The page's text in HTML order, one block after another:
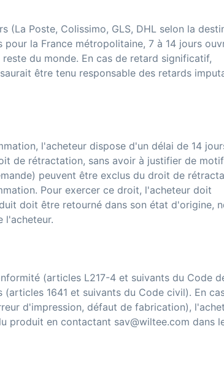
(La Poste, Colissimo, GLS, DHL selon la
la France métropolitaine, 7 à 14 jours
du monde. En cas de retard significatif,
être tenu responsable des retards
l'acheteur dispose d'un délai de 14
de rétractation, sans avoir à justifier de
peuvent être exclus du droit de
Pour exercer ce droit, l'acheteur doit
doit être retourné dans son état d'origine,
l'acheteur.
(articles L217-4 et suivants du Code
1641 et suivants du Code civil). En
d'impression, défaut de fabrication),
produit en contactant sav@wiltee.com dans